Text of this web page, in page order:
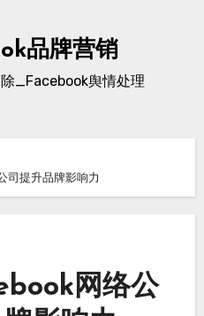
品牌营销
_Facebook舆情处理
司提升品牌影响力
网络公